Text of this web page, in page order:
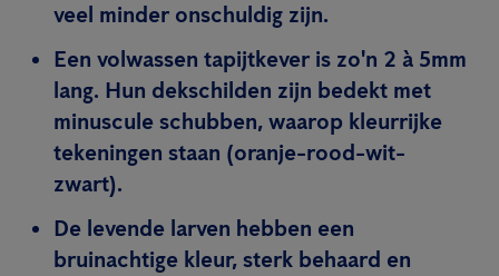
veel minder onschuldig zijn.
Een volwassen tapijtkever is zo'n 2 à 5mm
lang. Hun dekschilden zijn bedekt met
minuscule schubben, waarop kleurrijke
tekeningen staan (oranje-rood-wit-
zwart).
De levende larven hebben een
bruinachtige kleur, sterk behaard en